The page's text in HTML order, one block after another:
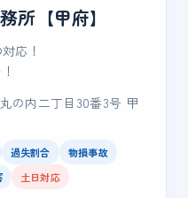
所【甲府】
応！
の内二丁目30番3号 甲
過失割合
物損事故
土日対応